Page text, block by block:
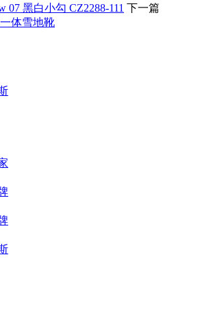
07 黑白小勾 CZ2288-111 下一篇
体雪地靴